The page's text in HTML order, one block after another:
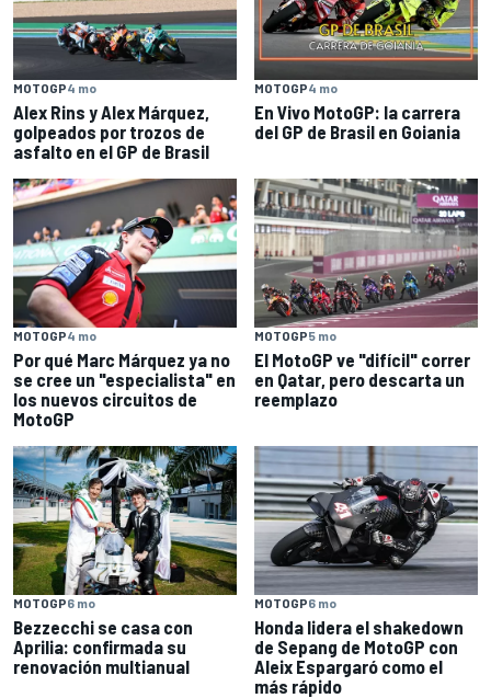
MOTOGP4 mo
Alex Rins y Alex Márquez,
golpeados por trozos de
asfalto en el GP de Brasil
MOTOGP4 mo
En Vivo MotoGP: la carrera
del GP de Brasil en Goiania
MOTOGP4 mo
Por qué Marc Márquez ya no
se cree un "especialista" en
los nuevos circuitos de
MotoGP
MOTOGP5 mo
El MotoGP ve "difícil" correr
en Qatar, pero descarta un
reemplazo
MOTOGP6 mo
Bezzecchi se casa con
Aprilia: confirmada su
renovación multianual
MOTOGP6 mo
Honda lidera el shakedown
de Sepang de MotoGP con
Aleix Espargaró como el
más rápido